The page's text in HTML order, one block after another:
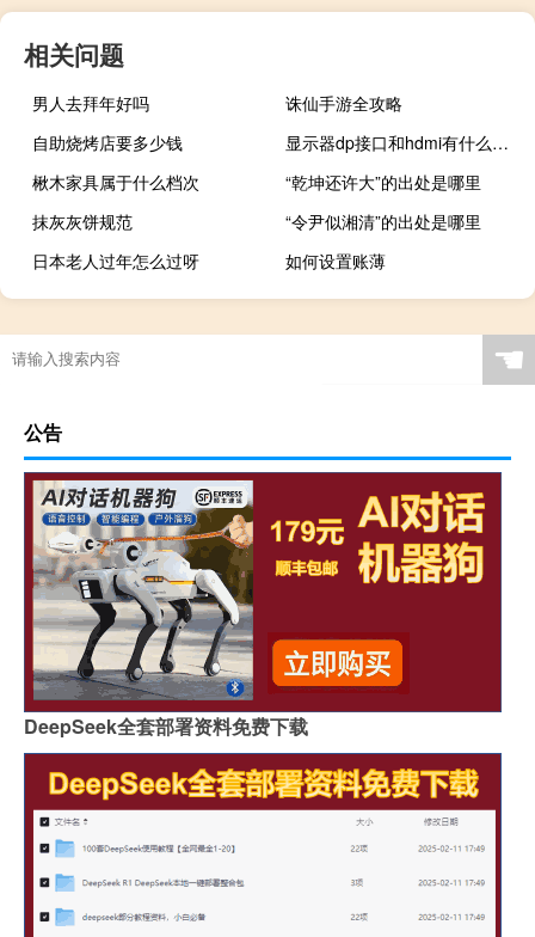
相关问题
男人去拜年好吗
诛仙手游全攻略
自助烧烤店要多少钱
显示器dp接口和hdmi有什么区别
楸木家具属于什么档次
“乾坤还许大”的出处是哪里
抹灰灰饼规范
“令尹似湘清”的出处是哪里
日本老人过年怎么过呀
如何设置账薄
☚
公告
DeepSeek全套部署资料免费下载